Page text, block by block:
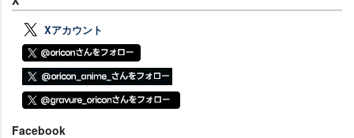
Xアカウント
Facebook